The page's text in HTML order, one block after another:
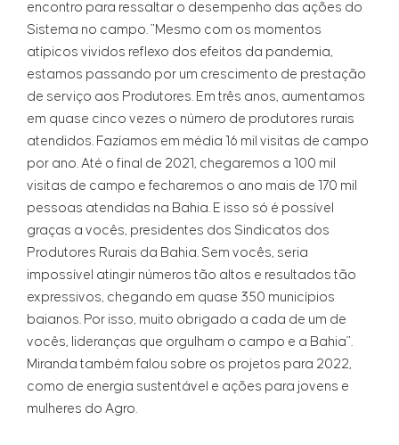
encontro para ressaltar o desempenho das ações do
Sistema no campo. "Mesmo com os momentos
atípicos vividos reflexo dos efeitos da pandemia,
estamos passando por um crescimento de prestação
de serviço aos Produtores. Em três anos, aumentamos
em quase cinco vezes o número de produtores rurais
atendidos. Fazíamos em média 16 mil visitas de campo
por ano. Até o final de 2021, chegaremos a 100 mil
visitas de campo e fecharemos o ano mais de 170 mil
pessoas atendidas na Bahia. E isso só é possível
graças a vocês, presidentes dos Sindicatos dos
Produtores Rurais da Bahia. Sem vocês, seria
impossível atingir números tão altos e resultados tão
expressivos, chegando em quase 350 municípios
baianos. Por isso, muito obrigado a cada de um de
vocês, lideranças que orgulham o campo e a Bahia".
Miranda também falou sobre os projetos para 2022,
como de energia sustentável e ações para jovens e
mulheres do Agro.